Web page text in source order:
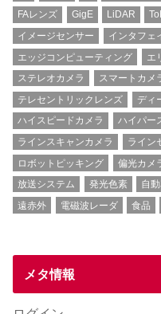
FAレンズ
GigE LiDAR
イメージセンサー
インタフェ
エッジコンピューティング
エ
ステレオカメラ
スマートカメ
テレセントリックレンズ
ディ
ハイスピードカメラ
ハイパー
ラインスキャンカメラ
ライン
ロボットピッキング
偏光カメ
放送システム
発光色素 自
遠赤外
電磁波レーダ 食品
メタ情報